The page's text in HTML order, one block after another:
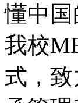
懂中国
我校
式，